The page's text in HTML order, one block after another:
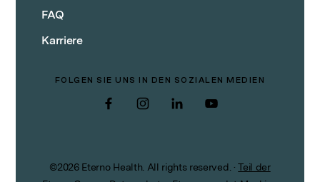
FAQ
Karriere
FOLGEN SIE UNS IN DEN SOZIALEN MEDIEN
FacebookInstagramLinkedInYouTube
©2026Eterno Health. All rights reserved. ·Teil der